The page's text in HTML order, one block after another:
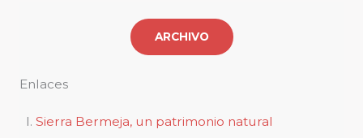
ARCHIVO
Enlaces
Sierra Bermeja, un patrimonio natural